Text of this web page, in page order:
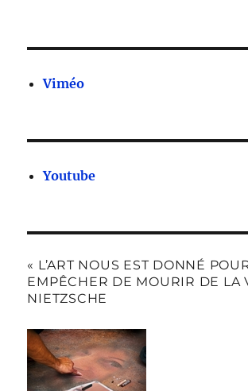
Viméo
Youtube
« L’ART NOUS EST DONNÉ
EMPÊCHER DE MOURIR DE LA
NIETZSCHE